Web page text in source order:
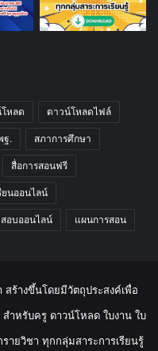
หลด ดาวน์โหลดไฟล์
ฐ. สภาการศึกษา
สื่อการสอนฟรี
ยนออนไลน์
อบออนไลน์ แผนการสอน
ร้างขึ้นโดยมีวัตถุประสงค์เพื่อ
ำหรับครู ดาวน์โหลด ใบงาน ใบ
ยวิชา ทุกกลุ่มสาระการเรียนรู้